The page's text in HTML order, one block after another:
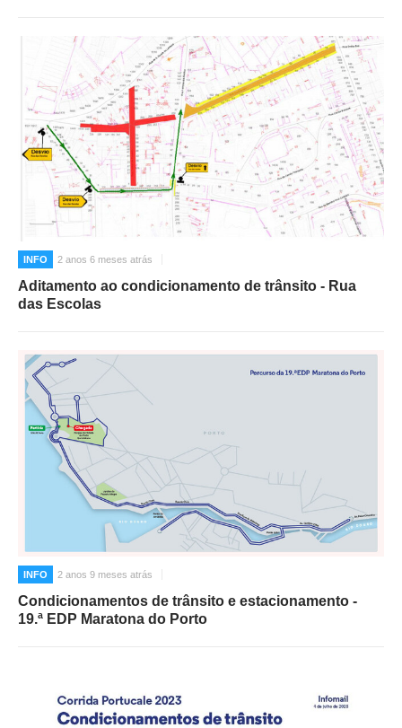
INFO 2 anos 6 meses atrás
Aditamento ao condicionamento de trânsito - Rua
das Escolas
INFO 2 anos 9 meses atrás
Condicionamentos de trânsito e estacionamento -
19.ª EDP Maratona do Porto